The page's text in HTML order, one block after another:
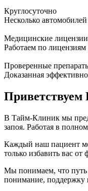
Круглосуточно
Несколько
Медицинские лицензии
Работаем по
Проверенные
Доказанная
В Тайм-Клиник мы
запоя. Работая в
Каждый наш пациент
только избавить вас
Мы понимаем, что путь
понимание, поддержку